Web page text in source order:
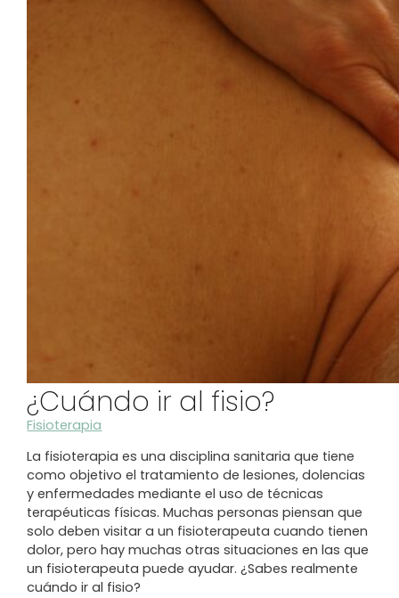
¿Cuándo ir al fisio?
Fisioterapia
La fisioterapia es una disciplina sanitaria que tiene
como objetivo el tratamiento de lesiones, dolencias
y enfermedades mediante el uso de técnicas
terapéuticas físicas. Muchas personas piensan que
solo deben visitar a un fisioterapeuta cuando tienen
dolor, pero hay muchas otras situaciones en las que
un fisioterapeuta puede ayudar. ¿Sabes realmente
cuándo ir al fisio?